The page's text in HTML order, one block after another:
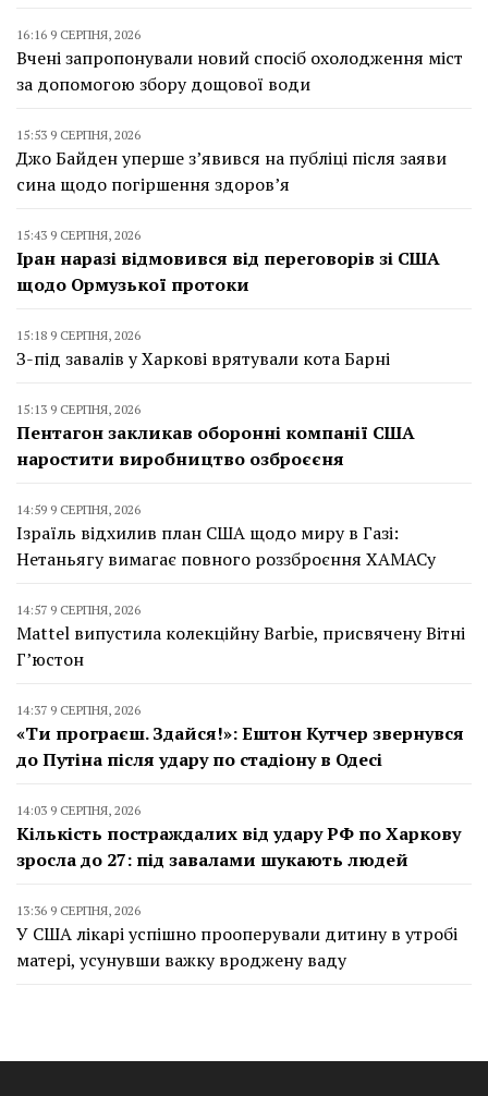
16:16 9 СЕРПНЯ, 2026
Вчені запропонували новий спосіб охолодження міст
за допомогою збору дощової води
15:53 9 СЕРПНЯ, 2026
Джо Байден уперше з’явився на публіці після заяви
сина щодо погіршення здоров’я
15:43 9 СЕРПНЯ, 2026
Іран наразі відмовився від переговорів зі США
щодо Ормузької протоки
15:18 9 СЕРПНЯ, 2026
З-під завалів у Харкові врятували кота Барні
15:13 9 СЕРПНЯ, 2026
Пентагон закликав оборонні компанії США
наростити виробництво озброєєня
14:59 9 СЕРПНЯ, 2026
Ізраїль відхилив план США щодо миру в Газі:
Нетаньягу вимагає повного роззброєння ХАМАСу
14:57 9 СЕРПНЯ, 2026
Mattel випустила колекційну Barbie, присвячену Вітні
Г’юстон
14:37 9 СЕРПНЯ, 2026
«Ти програєш. Здайся!»: Ештон Кутчер звернувся
до Путіна після удару по стадіону в Одесі
14:03 9 СЕРПНЯ, 2026
Кількість постраждалих від удару РФ по Харкову
зросла до 27: під завалами шукають людей
13:36 9 СЕРПНЯ, 2026
У США лікарі успішно прооперували дитину в утробі
матері, усунувши важку вроджену ваду